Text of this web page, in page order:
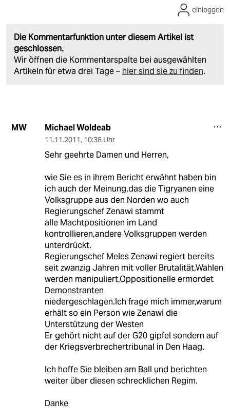
Die Kommentarfunktion unter diesem Artikel ist
geschlossen.
Wir öffnen die Kommentarspalte bei ausgewählten
Artikeln für etwa drei Tage – hier sind sie zu finden.
einloggen
MW Michael Woldeab
11.11.2011, 10:38 Uhr
Sehr geehrte Damen und Herren,
wie Sie es in ihrem Bericht erwähnt haben bin
ich auch der Meinung,das die Tigryanen eine
Volksgruppe aus den Norden wo auch
Regierungschef Zenawi stammt
alle Machtpositionen im Land
kontrollieren,andere Volksgruppen werden
unterdrückt.
Regierungschef Meles Zenawi regiert bereits
seit zwanzig Jahren mit voller Brutalität,Wahlen
werden manipuliert,Oppositionelle ermordet
Demonstranten
niedergeschlagen.Ich frage mich immer,warum
erhält so ein Person wie Zenawi die
Unterstützung der Westen
Er gehört nicht auf der G20 gipfel sondern auf
der Kriegsverbrechertribunal in Den Haag.
Ich hoffe Sie bleiben am Ball und berichten
weiter über diesen schrecklichen Regim.
Danke